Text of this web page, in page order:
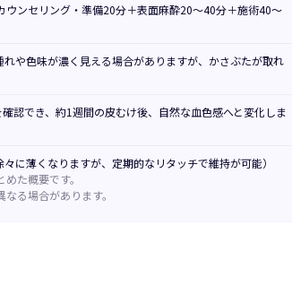
ウンセリング・準備20分＋表面麻酔20〜40分＋施術40〜
や色味が濃く見える場合がありますが、かさぶたが取れ
認でき、約1週間の皮むけ後、自然な血色感へと変化しま
に薄くなりますが、定期的なリタッチで維持が可能）
た概要です。
る場合があります。